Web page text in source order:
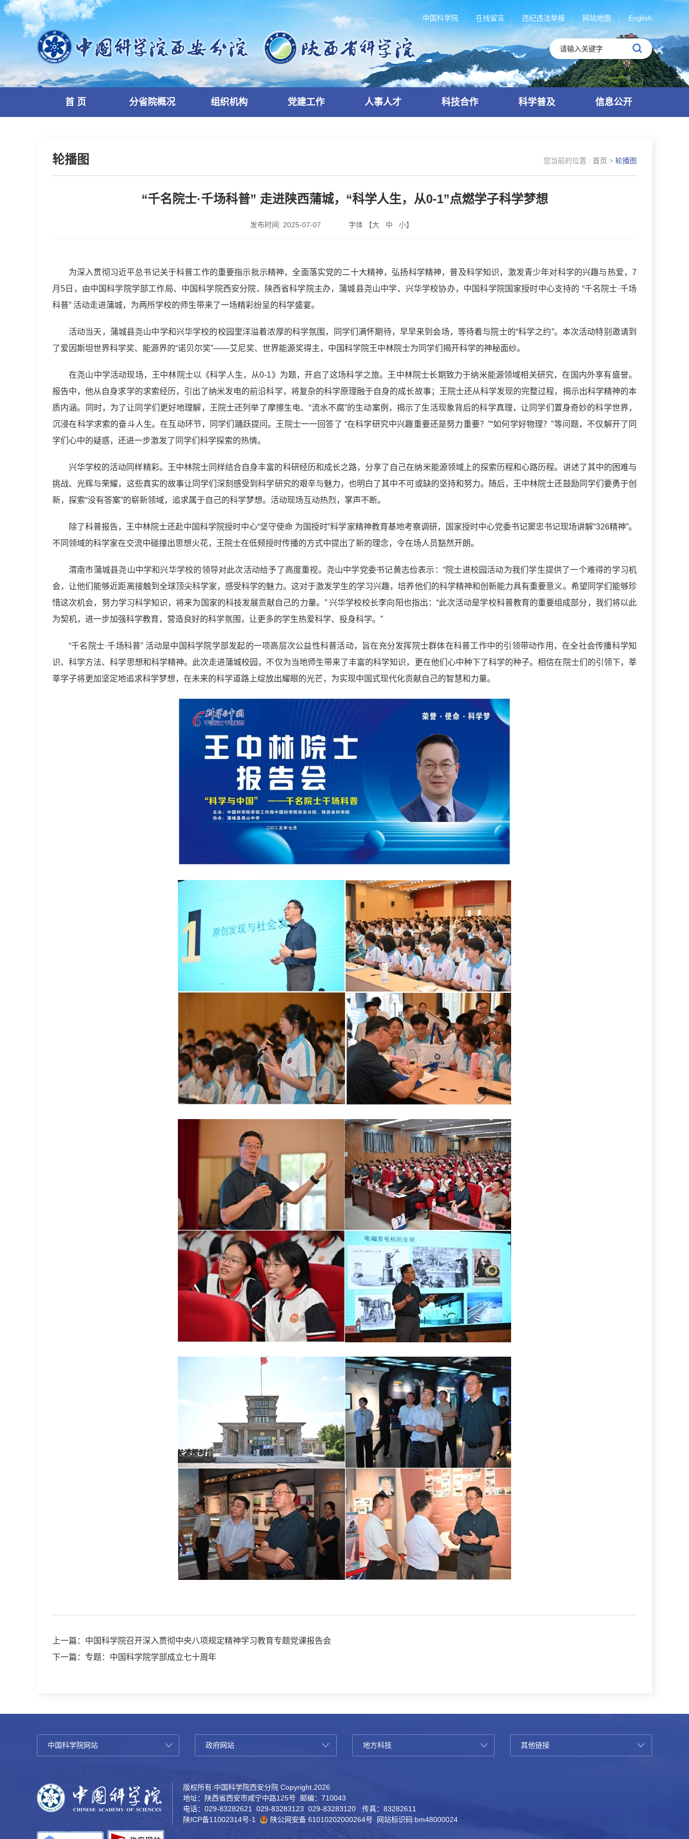
中国科学院 在线留言 违纪违法举报 网站地图 English
首 页 分省院概况 组织机构 党建工作 人事人才 科技合作 科学普及 信息公开
轮播图 您当前的位置 : 首页 > 轮播图
“千名院士·千场科普” 走进陕西蒲城，“科学人生，从0-1”点燃学子科学梦想
发布时间: 2025-07-07 字体 【大 中 小】
为深入贯彻习近平总书记关于科普工作的重要指示批示精神，全面落实党的二十大精神，弘扬科学精神，普及科学知识，激发青少年对科学的兴趣与热爱，7
月5日，由中国科学院学部工作局、中国科学院西安分院、陕西省科学院主办，蒲城县尧山中学、兴华学校协办，中国科学院国家授时中心支持的 “千名院士·千场
科普” 活动走进蒲城，为两所学校的师生带来了一场精彩纷呈的科学盛宴。
活动当天，蒲城县尧山中学和兴华学校的校园里洋溢着浓厚的科学氛围，同学们满怀期待，早早来到会场，等待着与院士的“科学之约”。本次活动特别邀请到
了爱因斯坦世界科学奖、能源界的“诺贝尔奖”——艾尼奖、世界能源奖得主，中国科学院王中林院士为同学们揭开科学的神秘面纱。
在尧山中学活动现场，王中林院士以《科学人生，从0-1》为题，开启了这场科学之旅。王中林院士长期致力于纳米能源领域相关研究，在国内外享有盛誉。
报告中，他从自身求学的求索经历，引出了纳米发电的前沿科学，将复杂的科学原理融于自身的成长故事；王院士还从科学发现的完整过程，揭示出科学精神的本
质内涵。同时，为了让同学们更好地理解，王院士还列举了摩擦生电、“流水不腐”的生动案例，揭示了生活现象背后的科学真理，让同学们置身奇妙的科学世界，
沉浸在科学求索的奋斗人生。在互动环节，同学们踊跃提问。王院士一一回答了 “在科学研究中兴趣重要还是努力重要？”“如何学好物理？”等问题，不仅解开了同
学们心中的疑惑，还进一步激发了同学们科学探索的热情。
兴华学校的活动同样精彩。王中林院士同样结合自身丰富的科研经历和成长之路，分享了自己在纳米能源领域上的探索历程和心路历程。讲述了其中的困难与
挑战、光辉与荣耀，这些真实的故事让同学们深刻感受到科学研究的艰辛与魅力，也明白了其中不可或缺的坚持和努力。随后，王中林院士还鼓励同学们要勇于创
新，探索“没有答案”的崭新领域，追求属于自己的科学梦想。活动现场互动热烈，掌声不断。
除了科普报告，王中林院士还赴中国科学院授时中心“坚守使命 为国授时”科学家精神教育基地考察调研，国家授时中心党委书记窦忠书记现场讲解“326精神”。
不同领域的科学家在交流中碰撞出思想火花，王院士在低频授时传播的方式中提出了新的理念，令在场人员豁然开朗。
渭南市蒲城县尧山中学和兴华学校的领导对此次活动给予了高度重视。尧山中学党委书记黄志俭表示：“院士进校园活动为我们学生提供了一个难得的学习机
会，让他们能够近距离接触到全球顶尖科学家，感受科学的魅力。这对于激发学生的学习兴趣，培养他们的科学精神和创新能力具有重要意义。希望同学们能够珍
惜这次机会，努力学习科学知识，将来为国家的科技发展贡献自己的力量。” 兴华学校校长李向阳也指出：“此次活动是学校科普教育的重要组成部分，我们将以此
为契机，进一步加强科学教育，营造良好的科学氛围，让更多的学生热爱科学、投身科学。”
“千名院士·千场科普” 活动是中国科学院学部发起的一项高层次公益性科普活动，旨在充分发挥院士群体在科普工作中的引领带动作用，在全社会传播科学知
识、科学方法、科学思想和科学精神。此次走进蒲城校园，不仅为当地师生带来了丰富的科学知识，更在他们心中种下了科学的种子。相信在院士们的引领下，莘
莘学子将更加坚定地追求科学梦想，在未来的科学道路上绽放出耀眼的光芒，为实现中国式现代化贡献自己的智慧和力量。
上一篇：中国科学院召开深入贯彻中央八项规定精神学习教育专题党课报告会
下一篇：专题：中国科学院学部成立七十周年
版权所有:中国科学院西安分院 Copyright. 2026
地址：陕西省西安市咸宁中路125号 邮编：710043
电话：029-83282621 029-83283123 029-83283120 传真：83282611
陕ICP备11002314号-1
陕公网安备 61010202000264号 网站标识码:bm48000024